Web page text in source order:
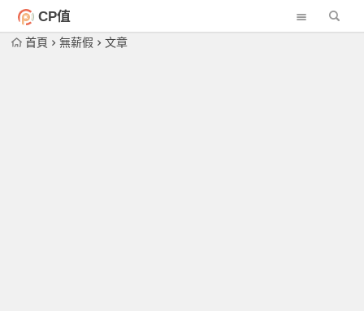
CP值
首頁 無薪假 文章